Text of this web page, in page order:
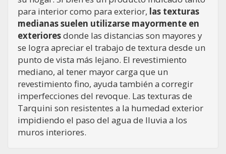
para interior como para exterior, las texturas
medianas suelen utilizarse mayormente en
exterioresdonde las distancias son mayores y
se logra apreciar el trabajo de textura desde un
punto de vista más lejano. El revestimiento
mediano, al tener mayor carga que un
revestimiento fino, ayuda también a corregir
imperfecciones del revoque. Las texturas de
Tarquini son resistentes a la humedad exterior
impidiendo el paso del agua de lluvia a los
muros interiores.